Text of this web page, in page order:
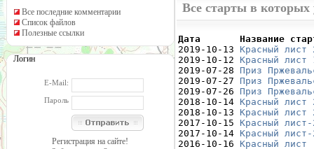
Все последние комментарии
Список файлов
Полезные ссылки
Логин
E-Mail:
Пароль
Регистрация на сайте!
Все старты в
Дата       Название
2019-10-13 Красный лист
2019-10-12 Красный лист
2019-07-28 Приз
2019-07-27 Приз
2019-07-26 Приз
2018-10-14 Красный
2018-10-13 Красный
2017-10-15 Красный
2017-10-14 Красный
2016-10-16 Красный